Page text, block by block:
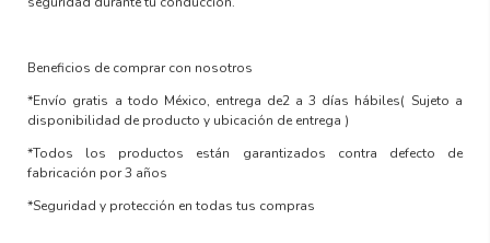
Beneficios de comprar con nosotros
*Envío gratis a todo México, entrega de2 a 3 días hábiles( Sujeto a
disponibilidad de producto y ubicación de entrega )
*Todos los productos están garantizados contra defecto de
fabricación por 3 años
*Seguridad y protección en todas tus compras